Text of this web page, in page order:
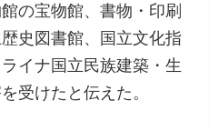
の宝物館、書物・印刷
史図書館、国立文化指
イナ国立民族建築・生
受けたと伝えた。